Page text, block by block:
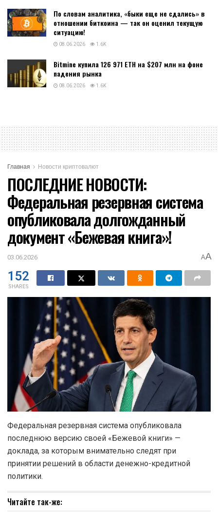
По словам аналитика, «быки еще не сдались» в
отношении биткоина — так он оценил текущую
ситуацию!
08.06.2026 1.6K
Bitmine купила 126 971 ETH на $207 млн на фоне
падения рынка
08.06.2026 1.6K
Главная Новости криптовалют
ПОСЛЕДНИЕ НОВОСТИ:
Федеральная резервная система
опубликовала долгожданный
документ «Бежевая книга»!
03.06.2026 AA
152
SHARES
Федеральная резервная система опубликовала
последнюю версию своей «Бежевой книги» —
доклада, за которым внимательно следят при
принятии решений в области денежно-кредитной
политики.
Читайте так-же: